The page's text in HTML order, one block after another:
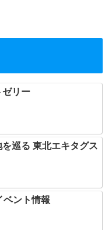
ゼリー
巡る 東北エキタグス
ベント情報